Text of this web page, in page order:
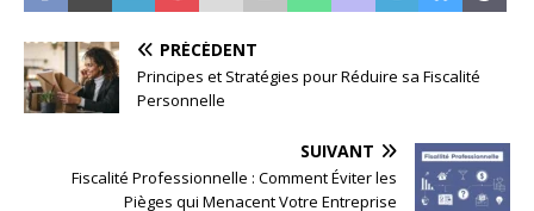
PRÉCÉDENT
Principes et Stratégies pour Réduire sa Fiscalité
Personnelle
SUIVANT
Fiscalité Professionnelle : Comment Éviter les
Pièges qui Menacent Votre Entreprise